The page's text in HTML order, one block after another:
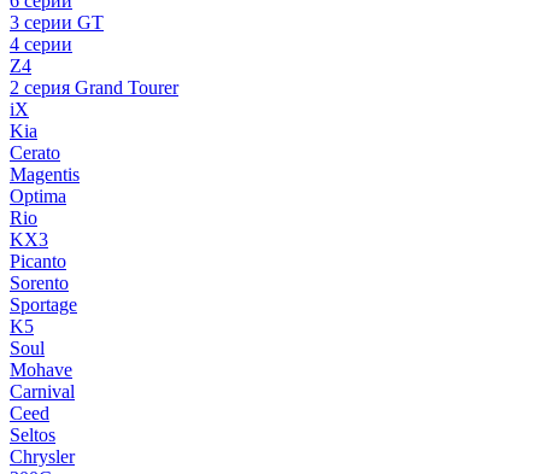
3 серии GT
4 серии
Z4
2 серия Grand Tourer
iX
Kia
Cerato
Magentis
Optima
Rio
KX3
Picanto
Sorento
Sportage
K5
Soul
Mohave
Carnival
Ceed
Seltos
Chrysler